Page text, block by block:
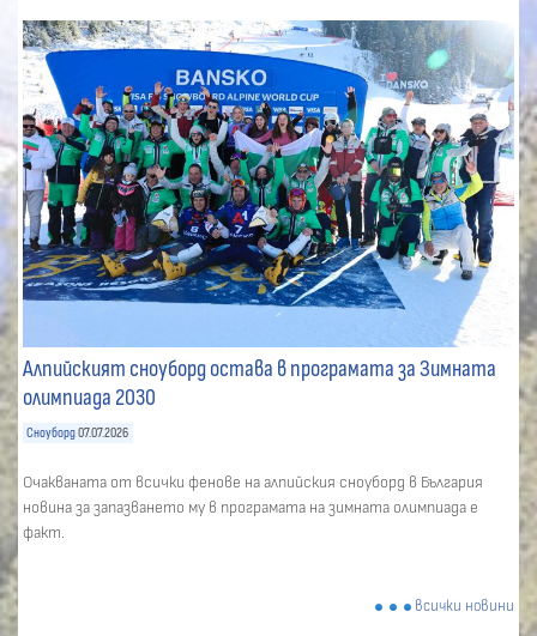
Алпийският сноуборд остава в програмата за Зимната
олимпиада 2030
Сноуборд 07.07.2026
Очакваната от всички фенове на алпийския сноуборд в България
новина за запазването му в програмата на зимната олимпиада е
факт.
всички новини